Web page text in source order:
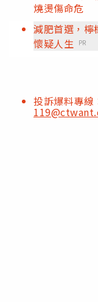
燒燙傷命危
減肥首選，檸
懷疑人生 PR
投訴爆料專線